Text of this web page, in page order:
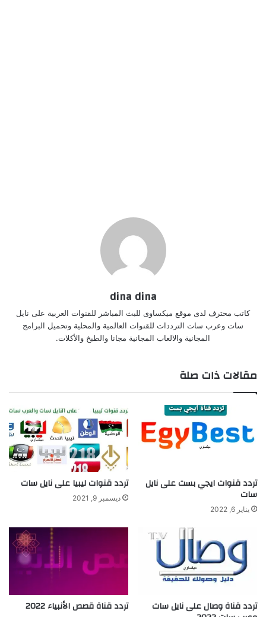
dina dina
كاتب محترف لدى موقع ميكساوى للبث المباشر للقنوات العربية على نايل
سات وعرب سات الترددات للقنوات العالمية والمحلية وتحميل البرامج
المجانية والالعاب المجانية مجانا والطبخ والأكلات.
مقالات ذات صلة
تردد قنوات ايجي بست على نايل
سات
يناير 6, 2022
تردد قنوات ليبيا على نايل سات
ديسمبر 9, 2021
تردد قناة وصال على نايل سات تردد قناة قصص الأنبياء 2022